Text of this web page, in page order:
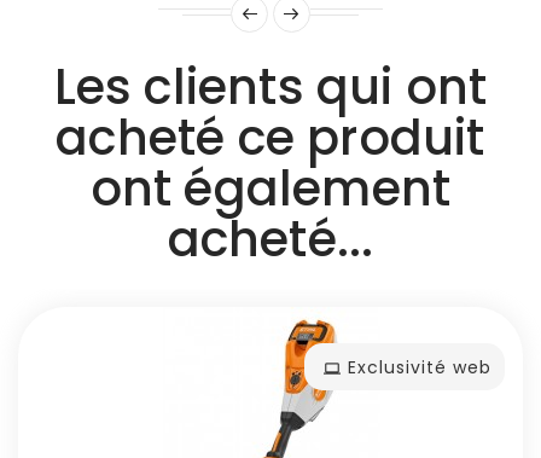
Les clients qui ont
acheté ce produit
ont également
acheté...
Exclusivité web